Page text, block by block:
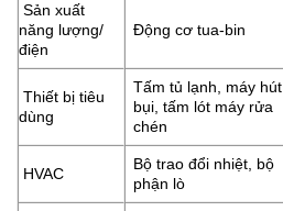
Sản xuất
năng lượng/
điện
Động cơ tua-bin
Thiết bị tiêu
dùng
Tấm tủ lạnh, máy hút
bụi, tấm lót máy rửa
chén
HVAC
Bộ trao đổi nhiệt, bộ
phận lò